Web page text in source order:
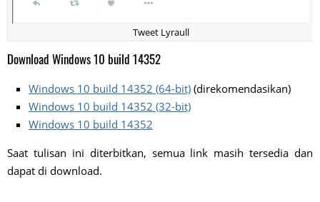
Tweet Lyraull
Download Windows 10 build 14352
Windows 10 build 14352 (64-bit) (direkomendasikan)
Windows 10 build 14352 (32-bit)
Windows 10 build 14352
Saat tulisan ini diterbitkan, semua link masih tersedia dan
dapat di download.